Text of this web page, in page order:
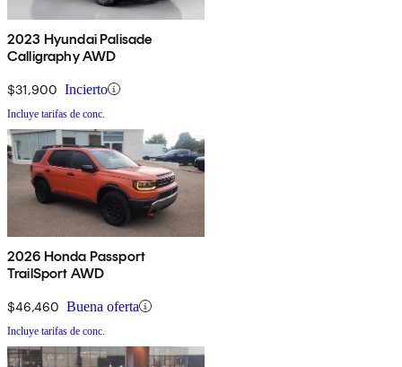
2023 Hyundai Palisade
Calligraphy AWD
$31,900 Incierto
Incluye tarifas de conc.
2026 Honda Passport
TrailSport AWD
$46,460 Buena oferta
Incluye tarifas de conc.